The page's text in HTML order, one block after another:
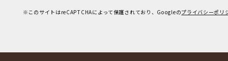
※このサイトはreCAPTCHAによって保護されており、Googleのプライバシーポリ